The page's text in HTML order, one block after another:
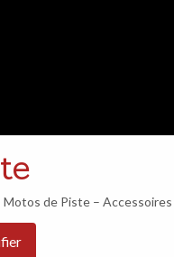
de Piste –